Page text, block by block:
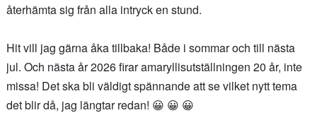
återhämta sig från alla intryck en stund.
Hit vill jag gärna åka tillbaka! Både i sommar och till nästa
jul. Och nästa år 2026 firar amaryllisutställningen 20 år, inte
missa! Det ska bli väldigt spännande att se vilket nytt tema
det blir då, jag längtar redan! 😀 😀 😀